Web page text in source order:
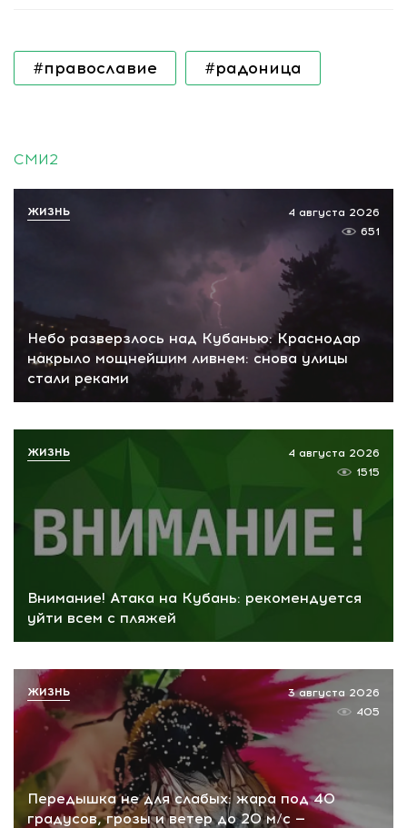
#православие #радоница
СМИ2
Небо разверзлось над Кубанью: Краснодар
накрыло мощнейшим ливнем: снова улицы
стали реками
4 августа 2026
651
ЖИЗНЬ
Внимание! Атака на Кубань: рекомендуется
уйти всем с пляжей
4 августа 2026
1515
ЖИЗНЬ
Передышка не для слабых: жара под 40
градусов, грозы и ветер до 20 м/с —
3 августа 2026
405
ЖИЗНЬ